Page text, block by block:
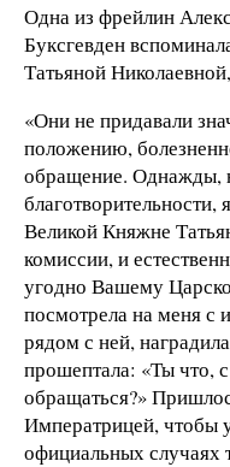
Одна из фрейлин
Буксгевден
Татьяной
«Они не придавали
положению,
обращение. Однажды,
Великой Княжне
комиссии, и
угодно Вашему
посмотрела на меня с
рядом с ней,
прошептала: «Ты что,
обращаться?»
Императрицей, чтобы
официальных случаях